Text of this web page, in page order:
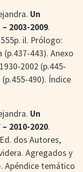
Un
2003-2009.
il. Prólogo:
443). Anexo
2002 (p.445-
490). Índice
Un
2010-2020.
dos Autores,
Agregados y
Apéndice temático